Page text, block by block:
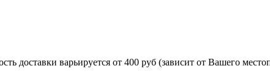
доставки варьируется от 400 руб (зависит от Вашего